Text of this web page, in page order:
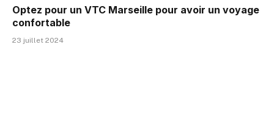
Optez pour un VTC Marseille pour avoir un voyage
confortable
23 juillet 2024